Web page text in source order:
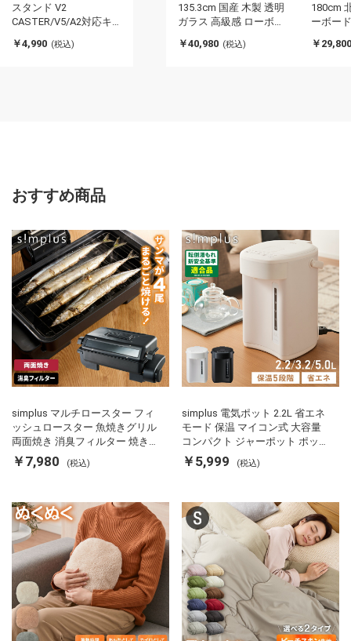
スタンド V2
CASTER/V5/A2対応キ
護マット スクエアタイ
￥4,990 (税込)
135.3cm 国産 木製 透明
ガラス 高級感 ローボー
収納 インテリア ラック
￥40,980 (税込)
180cm
ーボー
TV台
￥29,800
おすすめ商品
simplus マルチロースター フィ
ッシュロースター 魚焼きグリル
両面焼き 消臭フィルター 焼き魚
両面ヒーター タイマー付き SP-
FRS01 マットブラック シンプラ
￥7,980 (税込)
simplus 電気ポット 2.2L 省エネ
モード 保温 マイコン式 大容量
コンパクト ジャーポット ポット
カルキ抜き 空焚き防止 温度調節
軽量 SP-PD22 シンプラス
￥5,999 (税込)